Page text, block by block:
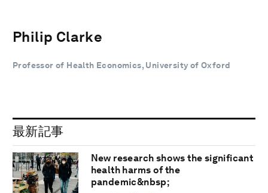
Philip Clarke
Professor of Health Economics, University of Oxford
最新記事
New research shows the significant
health harms of the
pandemic&nbsp;